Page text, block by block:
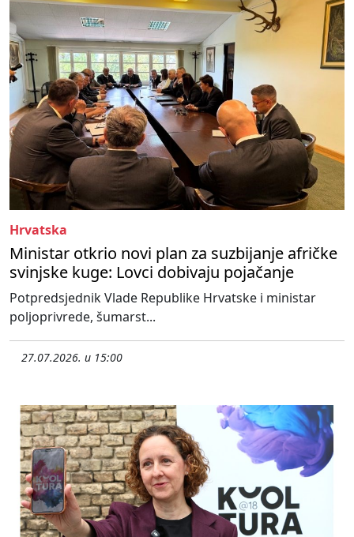
Hrvatska
Ministar otkrio novi plan za suzbijanje afričke
svinjske kuge: Lovci dobivaju pojačanje
Potpredsjednik Vlade Republike Hrvatske i ministar
poljoprivrede, šumarst...
27.07.2026. u 15:00